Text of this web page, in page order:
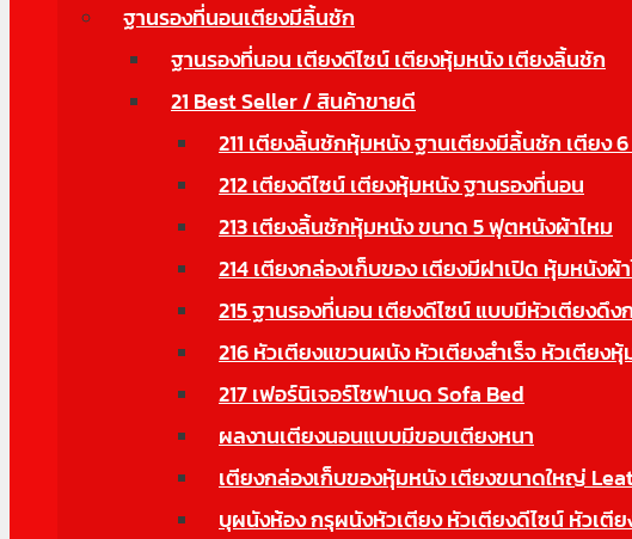
ฐานรองที่นอนเตียงมีลิ้นชัก
ฐานรองที่นอน เตียงดีไซน์ เตียงหุ้มหนัง เตียงลิ้นชัก
21 Best Seller / สินค้าขายดี
211 เตียงลิ้นชักหุ้มหนัง ฐานเตียงมีลิ้นชัก เตียง
212 เตียงดีไซน์ เตียงหุ้มหนัง ฐานรองที่นอน
213 เตียงลิ้นชักหุ้มหนัง ขนาด 5 ฟุตหนังผ้าไหม
214 เตียงกล่องเก็บของ เตียงมีฝาเปิด หุ้มหนังผ้
215 ฐานรองที่นอน เตียงดีไซน์ แบบมีหัวเตียงดึ
216 หัวเตียงแขวนผนัง หัวเตียงสำเร็จ หัวเตียง
217 เฟอร์นิเจอร์โซฟาเบด Sofa Bed
ผลงานเตียงนอนแบบมีขอบเตียงหนา
เตียงกล่องเก็บของหุ้มหนัง เตียงขนาดใหญ่
บุผนังห้อง กรุผนังหัวเตียง หัวเตียงดีไซน์ หัวเตีย